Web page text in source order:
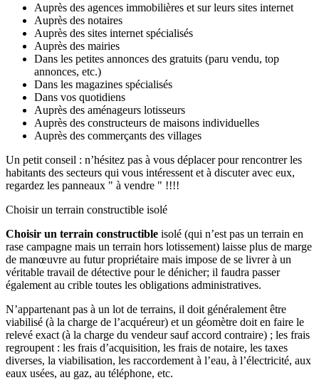
Auprès des agences immobilières et sur leurs sites internet
Auprès des notaires
Auprès des sites internet spécialisés
Auprès des mairies
Dans les petites annonces des gratuits (paru vendu, top
annonces, etc.)
Dans les magazines spécialisés
Dans vos quotidiens
Auprès des aménageurs lotisseurs
Auprès des constructeurs de maisons individuelles
Auprès des commerçants des villages
Un petit conseil : n’hésitez pas à vous déplacer pour rencontrer les
habitants des secteurs qui vous intéressent et à discuter avec eux,
regardez les panneaux " à vendre " !!!!
Choisir un terrain constructible isolé
Choisir un terrain constructible isolé (qui n’est pas un terrain en
rase campagne mais un terrain hors lotissement) laisse plus de marge
de manœuvre au futur propriétaire mais impose de se livrer à un
véritable travail de détective pour le dénicher; il faudra passer
également au crible toutes les obligations administratives.
N’appartenant pas à un lot de terrains, il doit généralement être
viabilisé (à la charge de l’acquéreur) et un géomètre doit en faire le
relevé exact (à la charge du vendeur sauf accord contraire) ; les frais
regroupent : les frais d’acquisition, les frais de notaire, les taxes
diverses, la viabilisation, les raccordement à l’eau, à l’électricité, aux
eaux usées, au gaz, au téléphone, etc.